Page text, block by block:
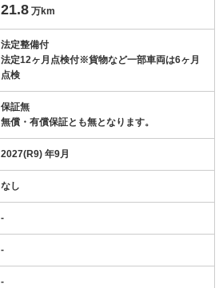
21.8 万km
法定整備付
法定12ヶ月点検付※貨物など一部車両は6ヶ月
点検
保証無
無償・有償保証とも無となります。
2027(R9) 年9月
なし
-
-
-